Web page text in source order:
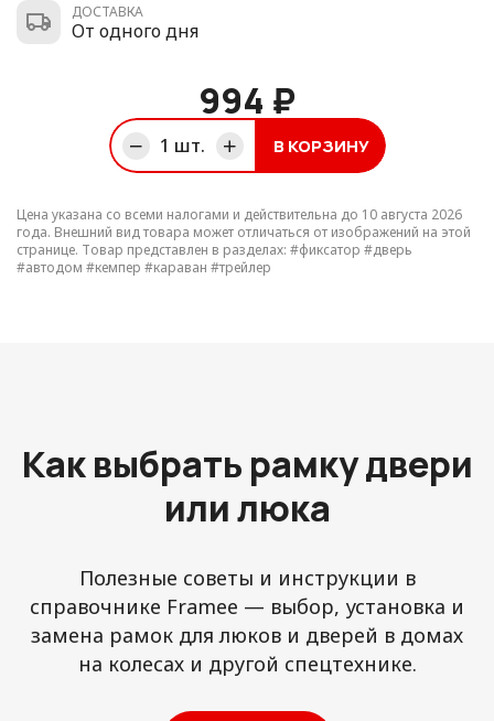
ДОСТАВКА
От одного дня
994 ₽
1 шт. В КОРЗИНУ
Цена указана со всеми налогами и действительна до 10 августа 2026
года. Внешний вид товара может отличаться от изображений на этой
странице. Товар представлен в разделах: #фиксатор #дверь
#автодом #кемпер #караван #трейлер
Как выбрать рамку двери
или люка
Полезные советы и инструкции в
справочнике Framee — выбор, установка и
замена рамок для люков и дверей в домах
на колесах и другой спецтехнике.